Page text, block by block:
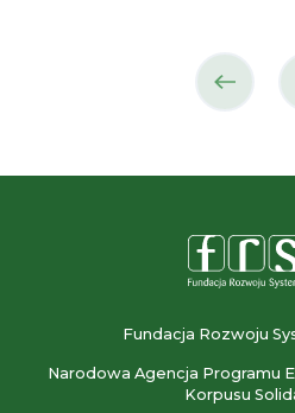
poprzedni
Fundacja Rozwoju
Narodowa Agencja Programu
Korpusu